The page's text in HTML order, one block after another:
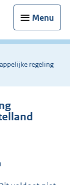
Menu
regeling